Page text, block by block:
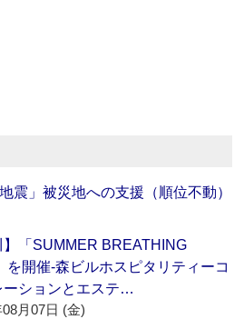
震」被災地への支援（順位不動）
】「SUMMER BREATHING
を開催‐森ビルホスピタリティーコ
ーションとエステ…
08月07日 (金)